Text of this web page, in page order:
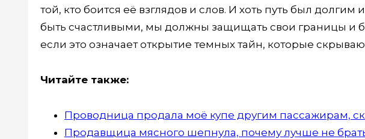
той, кто боится её взглядов и слов. И хоть путь был
быть счастливыми, мы должны защищать свои границы и
если это означает открытие темных тайн, которые
Читайте также:
Проводница продала моё купе другим пассажирам,
Продавщица мясного шепнула, почему лучше не